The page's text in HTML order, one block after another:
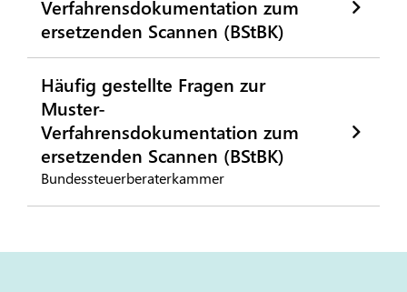
Verfahrensdokumentation zum
ersetzenden Scannen (BStBK)
Häufig gestellte Fragen zur
Muster-
Verfahrensdokumentation zum
ersetzenden Scannen (BStBK)
Bundessteuerberaterkammer